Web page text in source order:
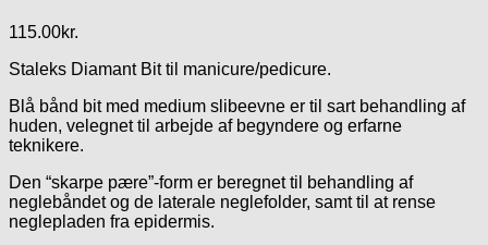
115.00kr.
Staleks Diamant Bit til manicure/pedicure.
Blå bånd bit med medium slibeevne er til sart behandling af
huden, velegnet til arbejde af begyndere og erfarne
teknikere.
Den “skarpe pære”-form er beregnet til behandling af
neglebåndet og de laterale neglefolder, samt til at rense
neglepladen fra epidermis.